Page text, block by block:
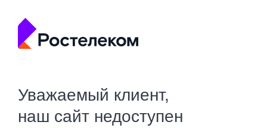
Уважаемый клиент,
наш сайт недоступен